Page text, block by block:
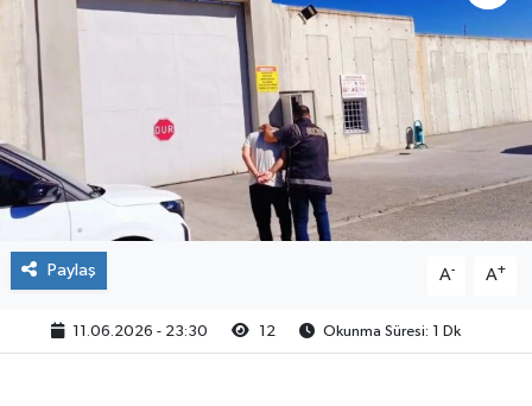
Paylaş A- A+
11.06.2026 - 23:30 12 Okunma Süresi: 1 Dk